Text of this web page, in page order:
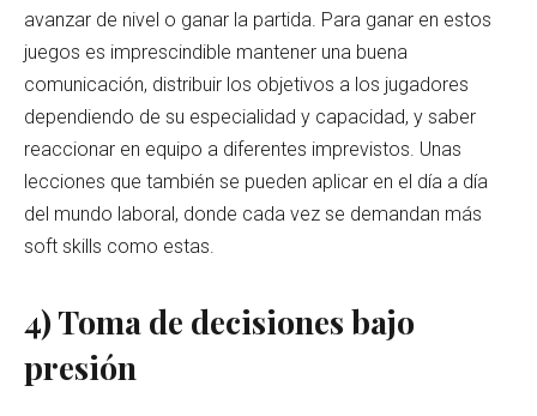
avanzar de nivel o ganar la partida. Para ganar en estos
juegos es imprescindible mantener una buena
comunicación, distribuir los objetivos a los jugadores
dependiendo de su especialidad y capacidad, y saber
reaccionar en equipo a diferentes imprevistos. Unas
lecciones que también se pueden aplicar en el día a día
del mundo laboral, donde cada vez se demandan más
soft skills como estas.
4) Toma de decisiones bajo
presión